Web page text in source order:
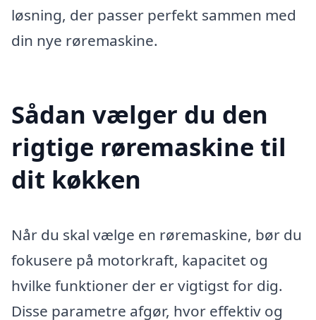
løsning, der passer perfekt sammen med
din nye røremaskine.
Sådan vælger du den
rigtige røremaskine til
dit køkken
Når du skal vælge en røremaskine, bør du
fokusere på motorkraft, kapacitet og
hvilke funktioner der er vigtigst for dig.
Disse parametre afgør, hvor effektiv og